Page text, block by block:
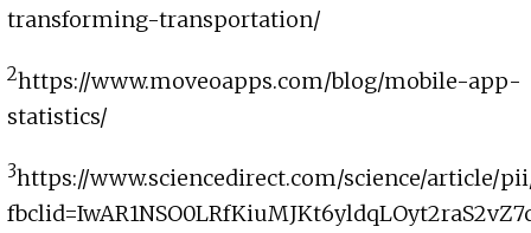
transforming-transportation/
2https://www.moveoapps.com/blog/mobile-app-
statistics/
3https://www.sciencedirect.com/science/article/pii/